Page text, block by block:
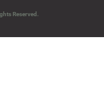
Reserved.